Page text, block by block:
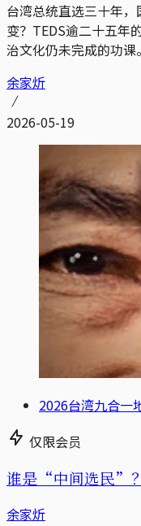
台湾总统直选三十年
变？TEDS逾二十五年
治文化仍未完成的功课。
余家炘
2026-05-19
2026台湾九合一
仅限会员
谁是“中间选民”
余家炘